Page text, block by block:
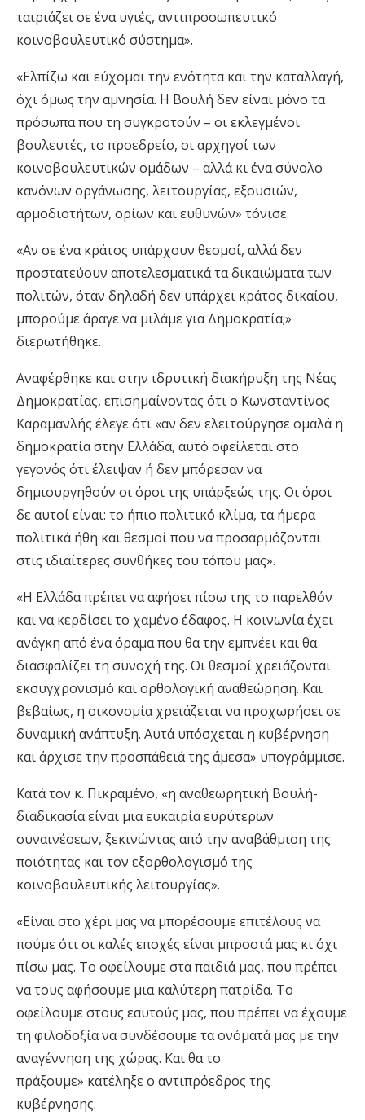
ταιριάζει σε ένα υγιές, αντιπροσωπευτικό
κοινοβουλευτικό σύστημα».
«Ελπίζω και εύχομαι την ενότητα και την καταλλαγή,
όχι όμως την αμνησία. Η Βουλή δεν είναι μόνο τα
πρόσωπα που τη συγκροτούν – οι εκλεγμένοι
βουλευτές, το προεδρείο, οι αρχηγοί των
κοινοβουλευτικών ομάδων – αλλά κι ένα σύνολο
κανόνων οργάνωσης, λειτουργίας, εξουσιών,
αρμοδιοτήτων, ορίων και ευθυνών» τόνισε.
«Αν σε ένα κράτος υπάρχουν θεσμοί, αλλά δεν
προστατεύουν αποτελεσματικά τα δικαιώματα των
πολιτών, όταν δηλαδή δεν υπάρχει κράτος δικαίου,
μπορούμε άραγε να μιλάμε για Δημοκρατία;»
διερωτήθηκε.
Αναφέρθηκε και στην ιδρυτική διακήρυξη της Νέας
Δημοκρατίας, επισημαίνοντας ότι ο Κωνσταντίνος
Καραμανλής έλεγε ότι «αν δεν ελειτούργησε ομαλά η
δημοκρατία στην Ελλάδα, αυτό οφείλεται στο
γεγονός ότι έλειψαν ή δεν μπόρεσαν να
δημιουργηθούν οι όροι της υπάρξεώς της. Οι όροι
δε αυτοί είναι: το ήπιο πολιτικό κλίμα, τα ήμερα
πολιτικά ήθη και θεσμοί που να προσαρμόζονται
στις ιδιαίτερες συνθήκες του τόπου μας».
«Η Ελλάδα πρέπει να αφήσει πίσω της το παρελθόν
και να κερδίσει το χαμένο έδαφος. Η κοινωνία έχει
ανάγκη από ένα όραμα που θα την εμπνέει και θα
διασφαλίζει τη συνοχή της. Οι θεσμοί χρειάζονται
εκσυγχρονισμό και ορθολογική αναθεώρηση. Και
βεβαίως, η οικονομία χρειάζεται να προχωρήσει σε
δυναμική ανάπτυξη. Αυτά υπόσχεται η κυβέρνηση
και άρχισε την προσπάθειά της άμεσα» υπογράμμισε.
Κατά τον κ. Πικραμένο, «η αναθεωρητική Βουλή-
διαδικασία είναι μια ευκαιρία ευρύτερων
συναινέσεων, ξεκινώντας από την αναβάθμιση της
ποιότητας και τον εξορθολογισμό της
κοινοβουλευτικής λειτουργίας».
«Είναι στο χέρι μας να μπορέσουμε επιτέλους να
πούμε ότι οι καλές εποχές είναι μπροστά μας κι όχι
πίσω μας. Το οφείλουμε στα παιδιά μας, που πρέπει
να τους αφήσουμε μια καλύτερη πατρίδα. Το
οφείλουμε στους εαυτούς μας, που πρέπει να έχουμε
τη φιλοδοξία να συνδέσουμε τα ονόματά μας με την
αναγέννηση της χώρας. Και θα το
πράξουμε» κατέληξε ο αντιπρόεδρος της
κυβέρνησης.